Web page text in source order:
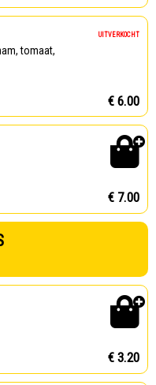
tomaat,
UITVERKOCHT
€ 6.00
€ 7.00
€ 3.20